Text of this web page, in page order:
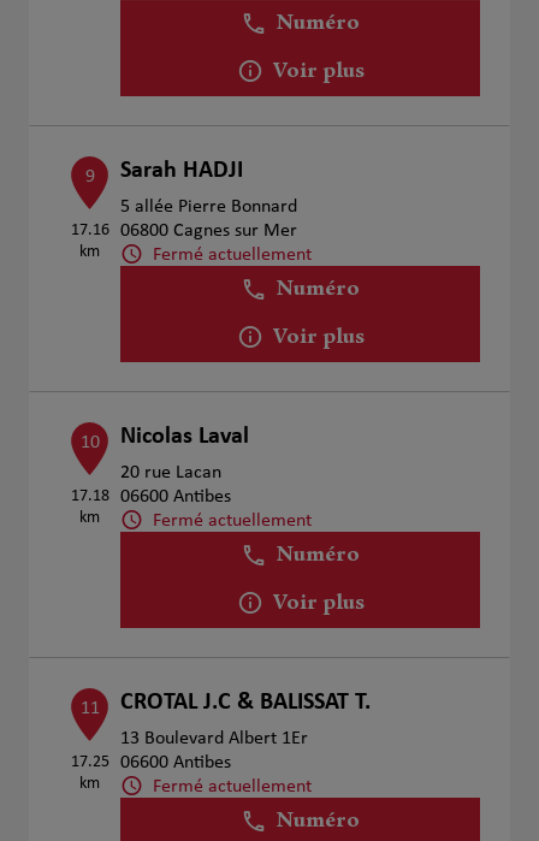
Numéro
Voir plus
9
17.16
km
Sarah HADJI
5 allée Pierre Bonnard
06800 Cagnes sur Mer
Fermé actuellement
Numéro
Voir plus
10
17.18
km
Nicolas Laval
20 rue Lacan
06600 Antibes
Fermé actuellement
Numéro
Voir plus
11
17.25
km
CROTAL J.C & BALISSAT T.
13 Boulevard Albert 1Er
06600 Antibes
Fermé actuellement
Numéro